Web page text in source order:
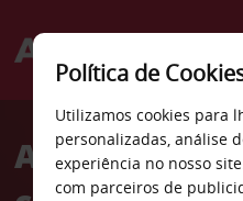
Welcome
AvisAluguer de
Política de
Utilizamos cookies para
personalizadas, análise
experiência no nosso
com parceiros de